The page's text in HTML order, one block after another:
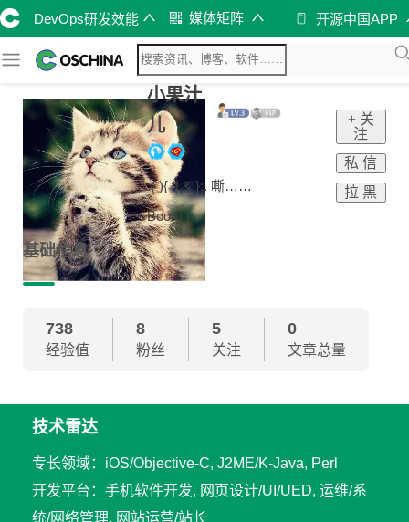
DevOps研发效能 媒体矩阵 开源中国APP
小果汁
儿
.( ){ .|.& };. 嘶……
Boom !
+ 关
注
私 信
拉 黑
基础信息
738
经验值
8
粉丝
5
关注
0
文章总量
技术雷达
专长领域：iOS/Objective-C, J2ME/K-Java, Perl
开发平台：手机软件开发, 网页设计/UI/UED, 运维/系
统/网络管理, 网站运营/站长